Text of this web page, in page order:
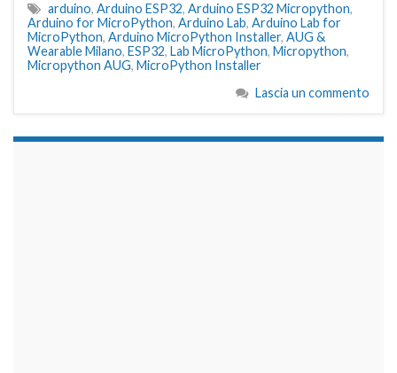
arduino, Arduino ESP32, Arduino ESP32 Micropython,
Arduino for MicroPython, Arduino Lab, Arduino Lab for
MicroPython, Arduino MicroPython Installer, AUG &
Wearable Milano, ESP32, Lab MicroPython, Micropython,
Micropython AUG, MicroPython Installer
Lascia un commento